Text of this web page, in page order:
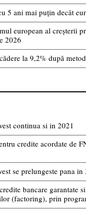
5 ani mai puțin decât
european al creșterii
2026
la 9,2% după
continua si in 2021
credite acordate de
se prelungeste pana in
bancare garantate
(factoring), prin